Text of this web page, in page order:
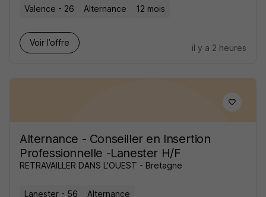
Valence - 26 Alternance 12 mois
Voir l’offre
il y a 2 heures
Alternance - Conseiller en Insertion
Professionnelle -Lanester H/F
RETRAVAILLER DANS L'OUEST - Bretagne
Lanester - 56
Alternance